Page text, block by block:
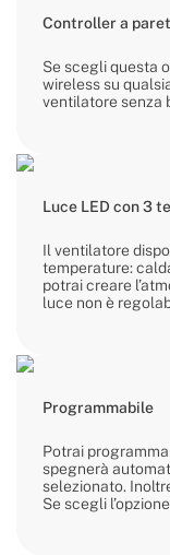
Controller a
Se scegli questa
wireless su
ventilatore senza
Luce LED con 3
Il ventilatore
temperature:
potrai creare
luce non è
Programmabile
Potrai
spegnerà
selezionato.
Se scegli